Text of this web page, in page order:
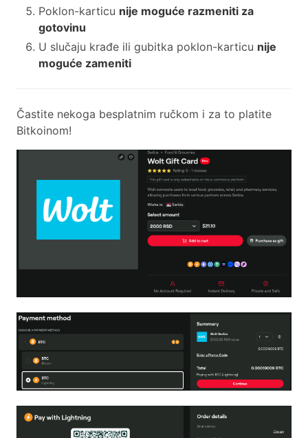
Poklon-karticu nije moguće razmeniti za
gotovinu
U slučaju krađe ili gubitka poklon-karticu nije
moguće zameniti
Častite nekoga besplatnim ručkom i za to platite
Bitkoinom!